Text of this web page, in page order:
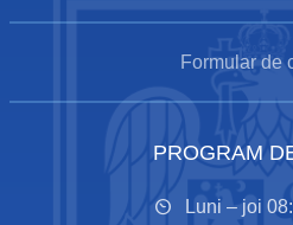
Formular de
PROGRAM
Luni – joi